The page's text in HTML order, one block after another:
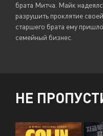
брата Митча. Майк
разрушить проклятие
старшего брата ему
семейный бизнес.
НЕ